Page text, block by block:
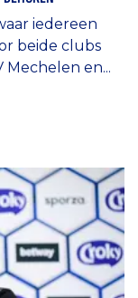
iedereen
beide clubs
Mechelen en...